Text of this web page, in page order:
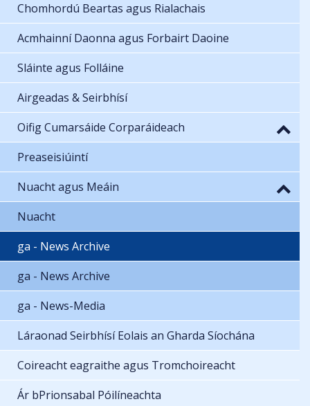
Chomhordú Beartas agus Rialachais
Acmhainní Daonna agus Forbairt Daoine
Sláinte agus Folláine
Airgeadas & Seirbhísí
Oifig Cumarsáide Corparáideach
Preaseisiúintí
Nuacht agus Meáin
Nuacht
ga - News Archive
ga - News Archive
ga - News-Media
Láraonad Seirbhísí Eolais an Gharda Síochána
Coireacht eagraithe agus Tromchoireacht
Ár bPrionsabal Póilíneachta